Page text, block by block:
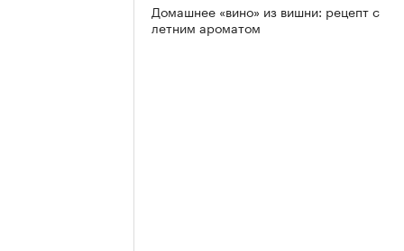
Домашнее «вино» из вишни: рецепт с
летним ароматом